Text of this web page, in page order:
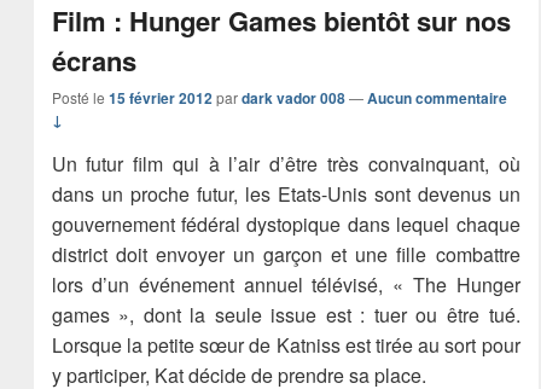
Film : Hunger Games bientôt sur nos
écrans
Posté le 15 février 2012 pardark vador 008 —Aucun commentaire
↓
Un futur film qui à l’air d’être très convainquant, où
dans un proche futur, les Etats-Unis sont devenus un
gouvernement fédéral dystopique dans lequel chaque
district doit envoyer un garçon et une fille combattre
lors d’un événement annuel télévisé, « The Hunger
games », dont la seule issue est : tuer ou être tué.
Lorsque la petite sœur de Katniss est tirée au sort pour
y participer, Kat décide de prendre sa place.